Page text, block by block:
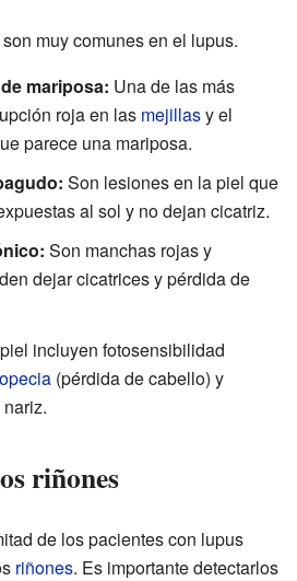
son muy comunes en el lupus.
mariposa: Una de las más
roja en las mejillasy el
parece una mariposa.
Son lesiones en la piel que
al sol y no dejan cicatriz.
Son manchas rojas y
dejar cicatrices y pérdida de
incluyen fotosensibilidad
(pérdida de cabello) y
riñones
de los pacientes con lupus
riñones. Es importante detectarlos